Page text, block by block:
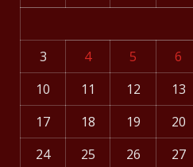
3
4 5 6
10
11 12 13
17
18 19 20
24
25 26 27